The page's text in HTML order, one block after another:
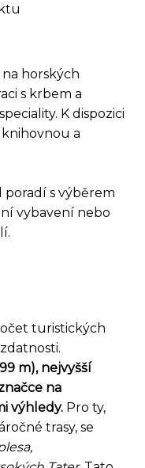
horských
s krbem a
K dispozici
a
poradí s výběrem
vybavení nebo
turistických
m), nejvyšší
na
výhledy. Pro ty,
trasy, se